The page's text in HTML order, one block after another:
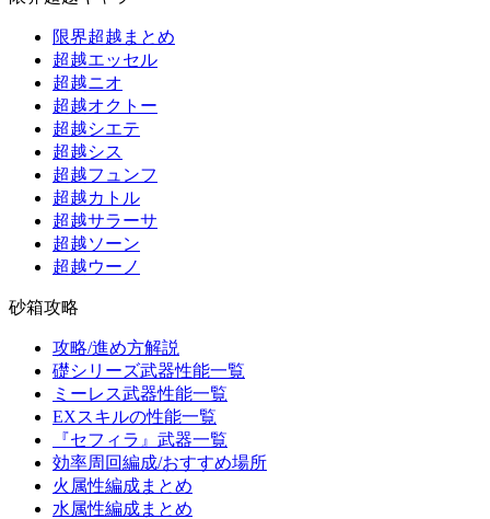
限界超越まとめ
超越エッセル
超越ニオ
超越オクトー
超越シエテ
超越シス
超越フュンフ
超越カトル
超越サラーサ
超越ソーン
超越ウーノ
砂箱攻略
攻略/進め方解説
礎シリーズ武器性能一覧
ミーレス武器性能一覧
EXスキルの性能一覧
『セフィラ』武器一覧
効率周回編成/おすすめ場所
火属性編成まとめ
水属性編成まとめ